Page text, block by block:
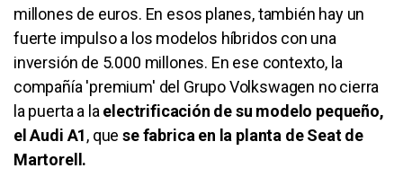
millones de euros. En esos planes, también hay un
fuerte impulso a los modelos híbridos con una
inversión de 5.000 millones. En ese contexto, la
compañía 'premium' del Grupo Volkswagen no cierra
la puerta a la electrificación de su modelo pequeño,
el Audi A1, quese fabrica en la planta de Seat de
Martorell.